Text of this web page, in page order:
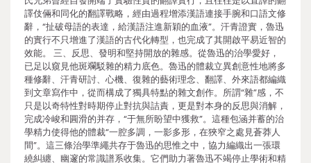
譯伎倆和同化的翻譯戰略，經由過程增添漢語連接手腕和口語文修
辭，“扯破母語的表達，給漢語注進新穎的血液”。汗青證實，魯迅
的實行不只增進了漢語的古代化轉型，也完成了其開啟平易近智的
效能。 三、反思、發明和堅持開放的雜感。從魯迅的治學愛好，
已足以窺見他斑斕駁雜的精力底色。魯迅的體裁立異創意性地將多
種修辭、汗青研討、心機、復雜的藝術理念、翻譯、外來語都編織
到文章寫作中，從而構成了獨具特點的雜文創作。所謂“雜”感，不
只是以奇特性對時期停止對抗與詰責，更是對本身的反思與消解，
完成冷峻和圓滑的并存，“于無所盼望中獲救”。這種包涵并蓄的治
學精力使得他的體裁“一腔多調，一影多形，在狹窄之處見蒼莽人
間”。這三條治學準繩共存于魯迅的思惟之中，協力編織出一張環
繞糾纏、幽邃的常識譜系收集。它們助力著魯迅不竭停止學術和精